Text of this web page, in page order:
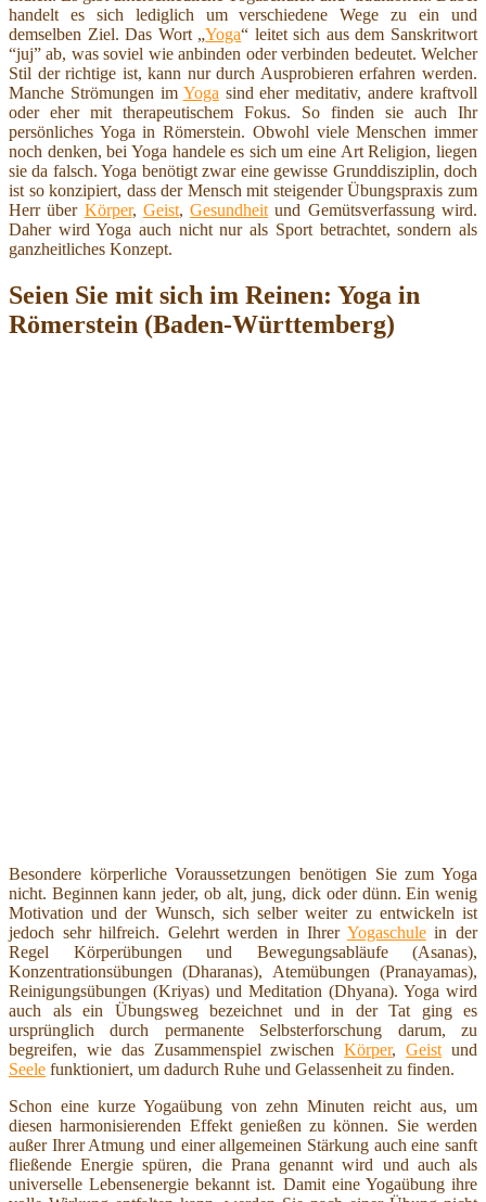
handelt es sich lediglich um verschiedene Wege zu ein und
demselben Ziel. Das Wort „Yoga“ leitet sich aus dem Sanskritwort
“juj” ab, was soviel wie anbinden oder verbinden bedeutet. Welcher
Stil der richtige ist, kann nur durch Ausprobieren erfahren werden.
Manche Strömungen im Yoga sind eher meditativ, andere kraftvoll
oder eher mit therapeutischem Fokus. So finden sie auch Ihr
persönliches Yoga in Römerstein. Obwohl viele Menschen immer
noch denken, bei Yoga handele es sich um eine Art Religion, liegen
sie da falsch. Yoga benötigt zwar eine gewisse Grunddisziplin, doch
ist so konzipiert, dass der Mensch mit steigender Übungspraxis zum
Herr über Körper, Geist,Gesundheit und Gemütsverfassung wird.
Daher wird Yoga auch nicht nur als Sport betrachtet, sondern als
ganzheitliches Konzept.
Seien Sie mit sich im Reinen: Yoga in
Römerstein (Baden-Württemberg)
Besondere körperliche Voraussetzungen benötigen Sie zum Yoga
nicht. Beginnen kann jeder, ob alt, jung, dick oder dünn. Ein wenig
Motivation und der Wunsch, sich selber weiter zu entwickeln ist
jedoch sehr hilfreich. Gelehrt werden in Ihrer Yogaschulein der
Regel Körperübungen und Bewegungsabläufe (Asanas),
Konzentrationsübungen (Dharanas), Atemübungen (Pranayamas),
Reinigungsübungen (Kriyas) und Meditation (Dhyana). Yoga wird
auch als ein Übungsweg bezeichnet und in der Tat ging es
ursprünglich durch permanente Selbsterforschung darum, zu
begreifen, wie das Zusammenspiel zwischenKörper,Geist und
Seele funktioniert, um dadurch Ruhe und Gelassenheit zu finden.
Schon eine kurze Yogaübung von zehn Minuten reicht aus, um
diesen harmonisierenden Effekt genießen zu können. Sie werden
außer Ihrer Atmung und einer allgemeinen Stärkung auch eine sanft
fließende Energie spüren, die Prana genannt wird und auch als
universelle Lebensenergie bekannt ist. Damit eine Yogaübung ihre